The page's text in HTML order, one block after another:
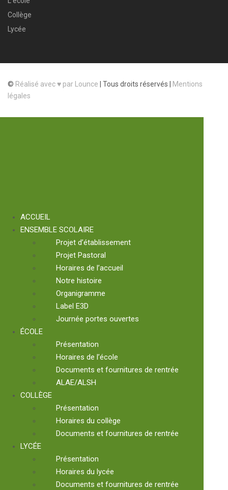
Collège
Lycée
© Réalisé avec ♥ par Lounce Tous droits réservés |
Mentions
légales
ACCUEIL
ENSEMBLE SCOLAIRE
Projet d’établissement
Projet Pastoral
Horaires de l’accueil
Notre histoire
Organigramme
Label E3D
Journée portes ouvertes
ÉCOLE
Présentation
Horaires de l’école
Documents et fournitures de rentrée
ALAE/ALSH
COLLÈGE
Présentation
Horaires du collège
Documents et fournitures de rentrée
LYCÉE
Présentation
Horaires du lycée
Documents et fournitures de rentrée